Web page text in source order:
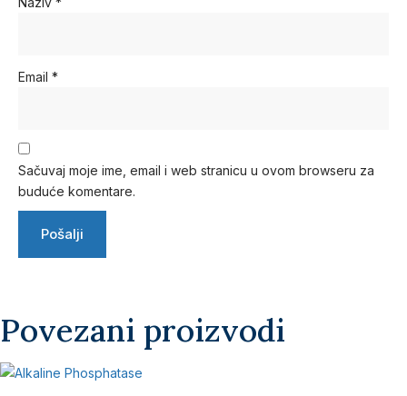
Email *
Sačuvaj moje ime, email i web stranicu u ovom browseru za
buduće komentare.
Povezani proizvodi